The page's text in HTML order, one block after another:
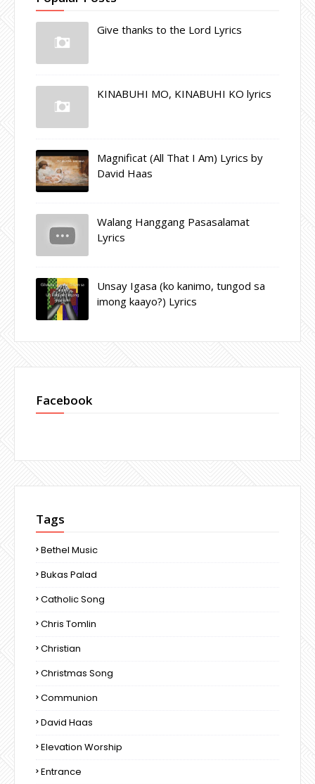
Give thanks to the Lord Lyrics
KINABUHI MO, KINABUHI KO lyrics
Magnificat (All That I Am) Lyrics by
David Haas
Walang Hanggang Pasasalamat
Lyrics
Unsay Igasa (ko kanimo, tungod sa
imong kaayo?) Lyrics
Facebook
Tags
Bethel Music
Bukas Palad
Catholic Song
Chris Tomlin
Christian
Christmas Song
Communion
David Haas
Elevation Worship
Entrance